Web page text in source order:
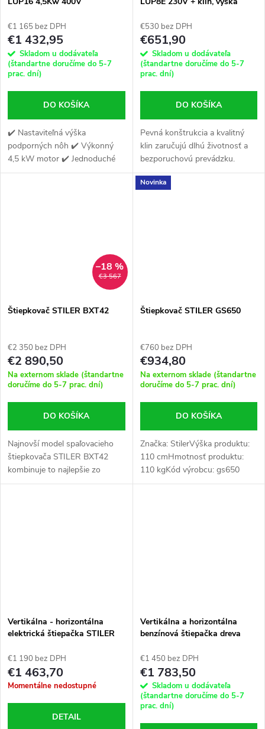
€1 165 bez DPH
€1 432,95
Skladom u dodávateľa
(štandartne doručíme do 5-7
prac. dní)
DO KOŠÍKA
✔️ Nastaviteľná výška
podporných nôh ✔️ Výkonný
4,5 kW motor ✔️ Jednoduché
premiestňovanie
€530 bez DPH
€651,90
Skladom u dodávateľa
(štandartne doručíme do 5-7
prac. dní)
DO KOŠÍKA
Pevná konštrukcia a kvalitný
klin zaručujú dlhú životnosť a
bezporuchovú prevádzku.
€3 567
–18 %
Štiepkovač STILER BXT42
€2 350 bez DPH
€2 890,50
Na externom sklade (štandartne
doručíme do 5-7 prac. dní)
DO KOŠÍKA
Najnovší model spaľovacieho
štiepkovača STILER BXT42
kombinuje to najlepšie zo
strojov na drvenie dreva. Silný a
Novinka
Štiepkovač STILER GS650
€760 bez DPH
€934,80
Na externom sklade (štandartne
doručíme do 5-7 prac. dní)
DO KOŠÍKA
Značka: StilerVýška produktu:
110 cmHmotnosť produktu:
110 kgKód výrobcu: gs650
Vertikálna - horizontálna
elektrická štiepačka STILER
€1 190 bez DPH
€1 463,70
Momentálne nedostupné
DETAIL
Vertikálna a horizontálna
benzínová štiepačka dreva
€1 450 bez DPH
€1 783,50
Skladom u dodávateľa
(štandartne doručíme do 5-7
prac. dní)